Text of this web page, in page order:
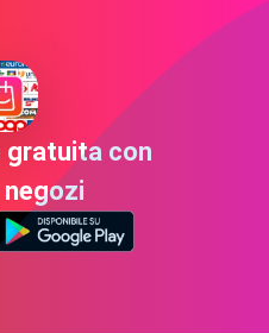
gratuita con